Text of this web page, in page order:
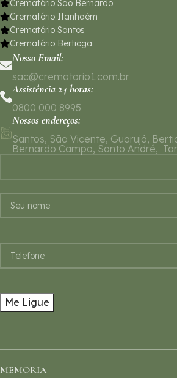
Crematório Sao Bernardo
Crematório Itanhaém
Crematório Santos
Crematório Bertioga
Nosso Email:
sac@crematorio1.com.br
Assistência 24 horas:
0800 000 8995
Nossos endereços:
Santos, São Vicente, Guarujá,
Bernardo Campo, Santo André,
MEMORIA